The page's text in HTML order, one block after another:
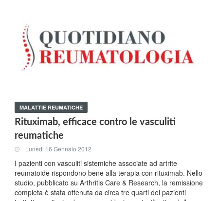
MALATTIE REUMATICHE
Rituximab, efficace contro le vasculiti
reumatiche
Lunedi 16 Gennaio 2012
I pazienti con vasculiti sistemiche associate ad artrite
reumatoide rispondono bene alla terapia con rituximab. Nello
studio, pubblicato su Arthritis Care & Research, la remissione
completa è stata ottenuta da circa tre quarti dei pazienti